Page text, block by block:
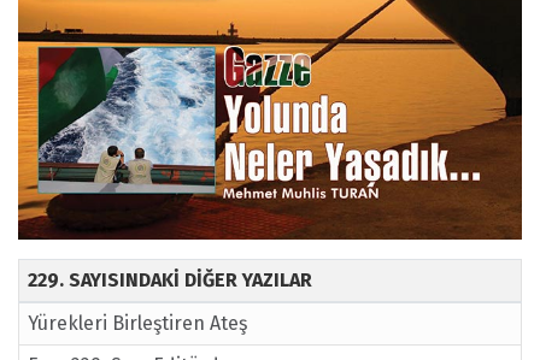
229. SAYISINDAKİ DİĞER YAZILAR
Yürekleri Birleştiren Ateş